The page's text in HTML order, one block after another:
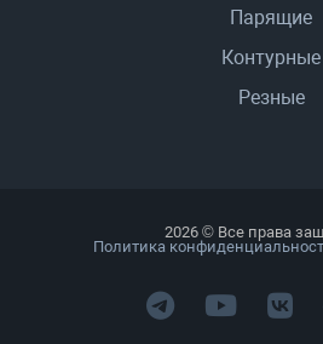
Парящие
Контурные
Резные
2026 © Все права
Политика